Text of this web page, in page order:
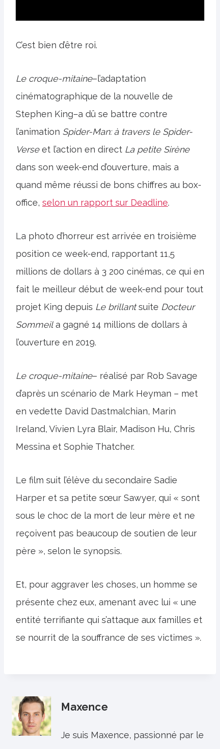
C’est bien d’être roi.
Le croque-mitaine–l’adaptation
cinématographique de la nouvelle de
Stephen King–a dû se battre contre
l’animation Spider-Man: à travers le Spider-
Verseet l’action en direct La petite Sirène
dans son week-end d’ouverture, mais a
quand même réussi de bons chiffres au box-
office, selon un rapport sur Deadline.
La photo d’horreur est arrivée en troisième
position ce week-end, rapportant 11,5
millions de dollars à 3 200 cinémas, ce qui en
fait le meilleur début de week-end pour tout
projet King depuis Le brillantsuite Docteur
Sommeila gagné 14 millions de dollars à
l’ouverture en 2019.
Le croque-mitaine– réalisé par Rob Savage
d’après un scénario de Mark Heyman – met
en vedette David Dastmalchian, Marin
Ireland, Vivien Lyra Blair, Madison Hu, Chris
Messina et Sophie Thatcher.
Le film suit l’élève du secondaire Sadie
Harper et sa petite sœur Sawyer, qui « sont
sous le choc de la mort de leur mère et ne
reçoivent pas beaucoup de soutien de leur
père », selon le synopsis.
Et, pour aggraver les choses, un homme se
présente chez eux, amenant avec lui « une
entité terrifiante qui s’attaque aux familles et
se nourrit de la souffrance de ses victimes ».
Maxence
Je suis Maxence, passionné par le